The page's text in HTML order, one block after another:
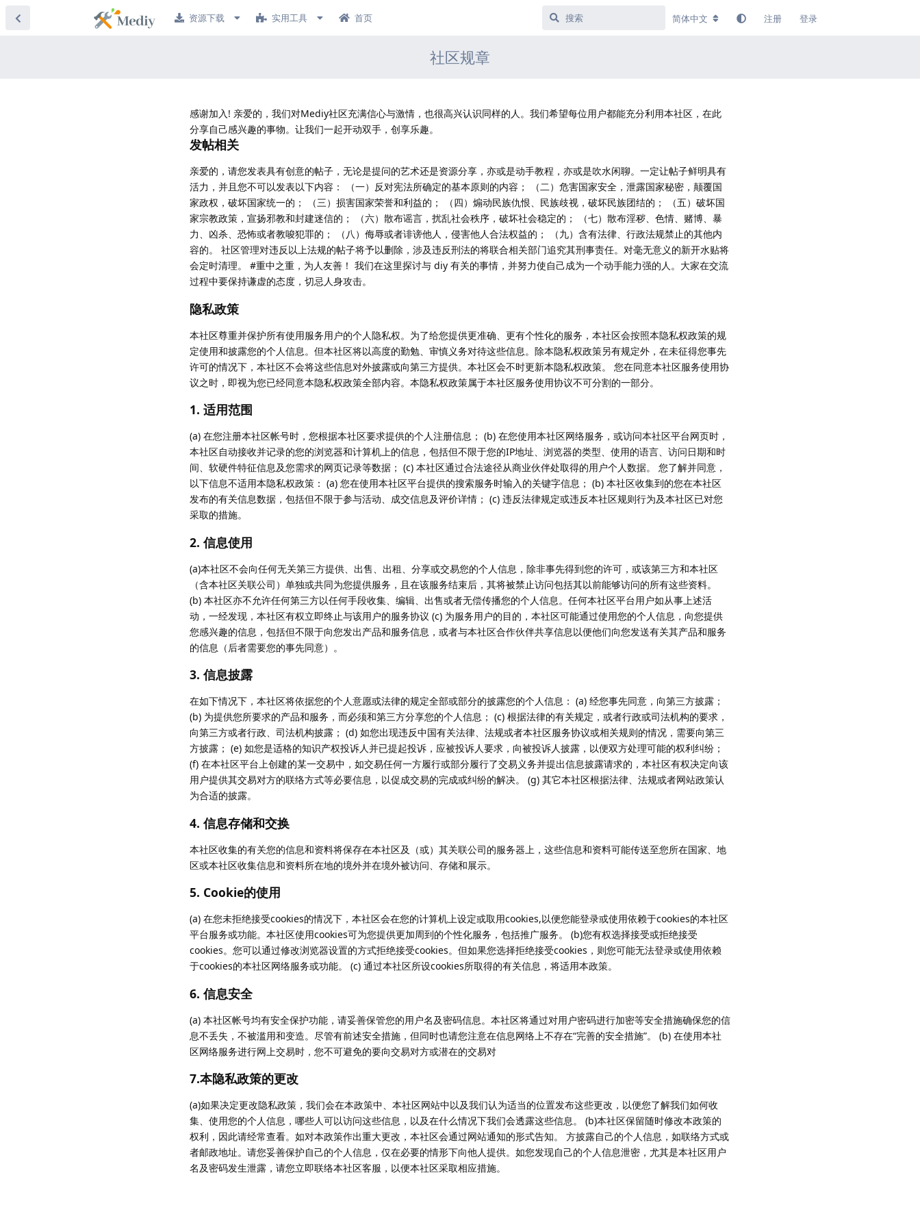
资源下载 实用工具 首页 简体中文 注册 登录
社区规章
感谢加入! 亲爱的，我们对Mediy社区充满信心与激情，也很高兴认识同样的人。我们希望每位用户都能充分利用本社区，在此
分享自己感兴趣的事物。让我们一起开动双手，创享乐趣。
发帖相关
亲爱的，请您发表具有创意的帖子，无论是提问的艺术还是资源分享，亦或是动手教程，亦或是吹水闲聊。一定让帖子鲜明具有
活力，并且您不可以发表以下内容： （一）反对宪法所确定的基本原则的内容； （二）危害国家安全，泄露国家秘密，颠覆国
家政权，破坏国家统一的； （三）损害国家荣誉和利益的； （四）煽动民族仇恨、民族歧视，破坏民族团结的； （五）破坏国
家宗教政策，宣扬邪教和封建迷信的； （六）散布谣言，扰乱社会秩序，破坏社会稳定的； （七）散布淫秽、色情、赌博、暴
力、凶杀、恐怖或者教唆犯罪的； （八）侮辱或者诽谤他人，侵害他人合法权益的； （九）含有法律、行政法规禁止的其他内
容的。 社区管理对违反以上法规的帖子将予以删除，涉及违反刑法的将联合相关部门追究其刑事责任。对毫无意义的新开水贴将
会定时清理。 #重中之重，为人友善！ 我们在这里探讨与 diy 有关的事情，并努力使自己成为一个动手能力强的人。大家在交流
过程中要保持谦虚的态度，切忌人身攻击。
隐私政策
本社区尊重并保护所有使用服务用户的个人隐私权。为了给您提供更准确、更有个性化的服务，本社区会按照本隐私权政策的规
定使用和披露您的个人信息。但本社区将以高度的勤勉、审慎义务对待这些信息。除本隐私权政策另有规定外，在未征得您事先
许可的情况下，本社区不会将这些信息对外披露或向第三方提供。本社区会不时更新本隐私权政策。 您在同意本社区服务使用协
议之时，即视为您已经同意本隐私权政策全部内容。本隐私权政策属于本社区服务使用协议不可分割的一部分。
1. 适用范围
(a) 在您注册本社区帐号时，您根据本社区要求提供的个人注册信息； (b) 在您使用本社区网络服务，或访问本社区平台网页时，
本社区自动接收并记录的您的浏览器和计算机上的信息，包括但不限于您的IP地址、浏览器的类型、使用的语言、访问日期和时
间、软硬件特征信息及您需求的网页记录等数据； (c) 本社区通过合法途径从商业伙伴处取得的用户个人数据。 您了解并同意，
以下信息不适用本隐私权政策： (a) 您在使用本社区平台提供的搜索服务时输入的关键字信息； (b) 本社区收集到的您在本社区
发布的有关信息数据，包括但不限于参与活动、成交信息及评价详情； (c) 违反法律规定或违反本社区规则行为及本社区已对您
采取的措施。
2. 信息使用
(a)本社区不会向任何无关第三方提供、出售、出租、分享或交易您的个人信息，除非事先得到您的许可，或该第三方和本社区
（含本社区关联公司）单独或共同为您提供服务，且在该服务结束后，其将被禁止访问包括其以前能够访问的所有这些资料。
(b) 本社区亦不允许任何第三方以任何手段收集、编辑、出售或者无偿传播您的个人信息。任何本社区平台用户如从事上述活
动，一经发现，本社区有权立即终止与该用户的服务协议 (c) 为服务用户的目的，本社区可能通过使用您的个人信息，向您提供
您感兴趣的信息，包括但不限于向您发出产品和服务信息，或者与本社区合作伙伴共享信息以便他们向您发送有关其产品和服务
的信息（后者需要您的事先同意）。
3. 信息披露
在如下情况下，本社区将依据您的个人意愿或法律的规定全部或部分的披露您的个人信息： (a) 经您事先同意，向第三方披露；
(b) 为提供您所要求的产品和服务，而必须和第三方分享您的个人信息； (c) 根据法律的有关规定，或者行政或司法机构的要求，
向第三方或者行政、司法机构披露； (d) 如您出现违反中国有关法律、法规或者本社区服务协议或相关规则的情况，需要向第三
方披露； (e) 如您是适格的知识产权投诉人并已提起投诉，应被投诉人要求，向被投诉人披露，以便双方处理可能的权利纠纷；
(f) 在本社区平台上创建的某一交易中，如交易任何一方履行或部分履行了交易义务并提出信息披露请求的，本社区有权决定向该
用户提供其交易对方的联络方式等必要信息，以促成交易的完成或纠纷的解决。 (g) 其它本社区根据法律、法规或者网站政策认
为合适的披露。
4. 信息存储和交换
本社区收集的有关您的信息和资料将保存在本社区及（或）其关联公司的服务器上，这些信息和资料可能传送至您所在国家、地
区或本社区收集信息和资料所在地的境外并在境外被访问、存储和展示。
5. Cookie的使用
(a) 在您未拒绝接受cookies的情况下，本社区会在您的计算机上设定或取用cookies,以便您能登录或使用依赖于cookies的本社区
平台服务或功能。本社区使用cookies可为您提供更加周到的个性化服务，包括推广服务。 (b)您有权选择接受或拒绝接受
cookies。您可以通过修改浏览器设置的方式拒绝接受cookies。但如果您选择拒绝接受cookies，则您可能无法登录或使用依赖
于cookies的本社区网络服务或功能。 (c) 通过本社区所设cookies所取得的有关信息，将适用本政策。
6. 信息安全
(a) 本社区帐号均有安全保护功能，请妥善保管您的用户名及密码信息。本社区将通过对用户密码进行加密等安全措施确保您的信
息不丢失，不被滥用和变造。尽管有前述安全措施，但同时也请您注意在信息网络上不存在“完善的安全措施”。 (b) 在使用本社
区网络服务进行网上交易时，您不可避免的要向交易对方或潜在的交易对
7.本隐私政策的更改
(a)如果决定更改隐私政策，我们会在本政策中、本社区网站中以及我们认为适当的位置发布这些更改，以便您了解我们如何收
集、使用您的个人信息，哪些人可以访问这些信息，以及在什么情况下我们会透露这些信息。 (b)本社区保留随时修改本政策的
权利，因此请经常查看。如对本政策作出重大更改，本社区会通过网站通知的形式告知。 方披露自己的个人信息，如联络方式或
者邮政地址。请您妥善保护自己的个人信息，仅在必要的情形下向他人提供。如您发现自己的个人信息泄密，尤其是本社区用户
名及密码发生泄露，请您立即联络本社区客服，以便本社区采取相应措施。